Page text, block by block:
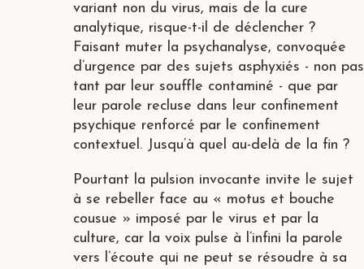
variant non du virus, mais de la cure
analytique, risque-t-il de déclencher ?
Faisant muter la psychanalyse, convoquée
d’urgence par des sujets asphyxiés - non pas
tant par leur souffle contaminé - que par
leur parole recluse dans leur confinement
psychique renforcé par le confinement
contextuel. Jusqu’à quel au-delà de la fin ?
Pourtant la pulsion invocante invite le sujet
à se rebeller face au « motus et bouche
cousue » imposé par le virus et par la
culture, car la voix pulse à l’infini la parole
vers l’écoute qui ne peut se résoudre à sa